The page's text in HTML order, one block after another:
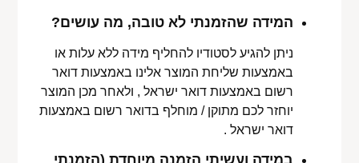
המידה שהזמנתי לא טובה, מה עושים?
ניתן להגיע לסטודיו להחליף מידה ללא עלות או
באמצעות שליחת המוצר אלינו באמצעות דואר
רשום באמצעות דואר ישראל , ולאחר מכן המוצר
יוחזר לכם מתוקן / מוחלף בדואר רשום באמצעות
דואר ישראל .